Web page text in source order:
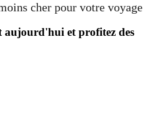
cher pour votre voyage
aujourd'hui et profitez des